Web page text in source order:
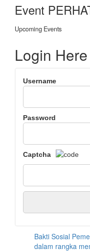
Event
Upcoming Events
Login Here
Username
Password
Captcha
Bakti Sosial
dalam rangka